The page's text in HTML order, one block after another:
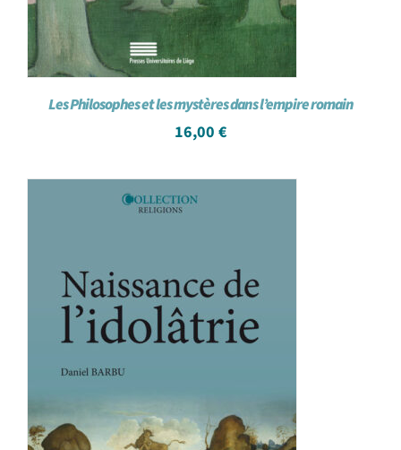
Les Philosophes et les mystères dans l’empire romain
16,00 €